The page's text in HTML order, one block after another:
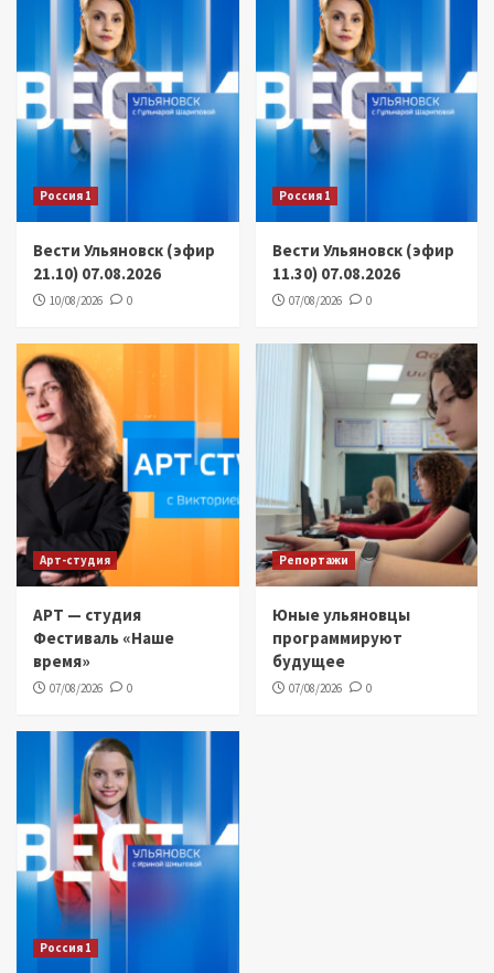
Россия 1
Вести Ульяновск (эфир
21.10) 07.08.2026
10/08/2026 0
Россия 1
Вести Ульяновск (эфир
11.30) 07.08.2026
07/08/2026 0
Арт-студия
АРТ — студия
Фестиваль «Наше
время»
07/08/2026 0
Репортажи
Юные ульяновцы
программируют
будущее
07/08/2026 0
Россия 1